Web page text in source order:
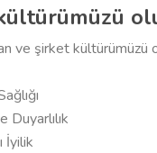
ve şirket kültürümüzü
Duyarlılık
İyilik